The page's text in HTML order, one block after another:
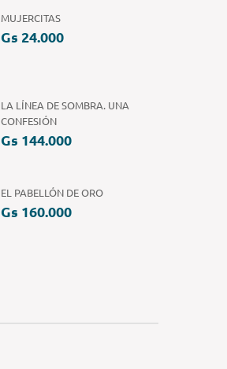
MUJERCITAS
Gs 24.000
LA LÍNEA DE SOMBRA. UNA
CONFESIÓN
Gs 144.000
EL PABELLÓN DE ORO
Gs 160.000